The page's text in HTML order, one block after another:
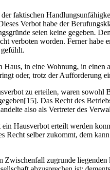
faktischen
Verbot habe der
seien keine gegeben.
verboten worden. Ferner
in eine Wohnung, in
oder, trotz der Aufforderung
zu erteilen, waren sowohl
Das Recht des
also als Vertreter des
Hausverbot erteilt werden
Recht selber zukommt, dem
zugrunde